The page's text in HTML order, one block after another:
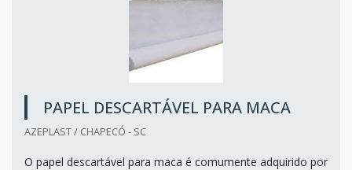
PAPEL DESCARTÁVEL PARA MACA
AZEPLAST / CHAPECÓ - SC
O papel descartável para maca é comumente adquirido por